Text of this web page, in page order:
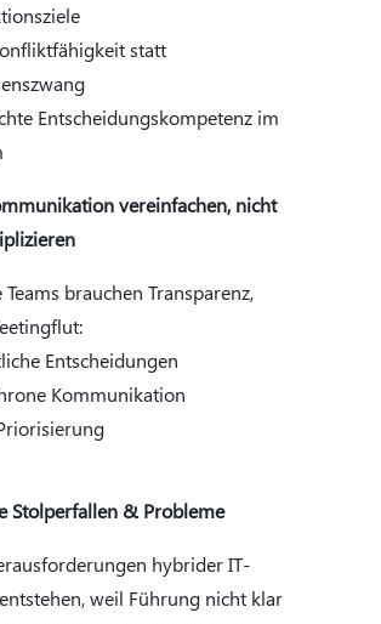
statt
Entscheidungskompetenz im
vereinfachen, nicht
brauchen Transparenz,
Entscheidungen
Kommunikation
Stolperfallen & Probleme
hybrider IT-
weil Führung nicht klar